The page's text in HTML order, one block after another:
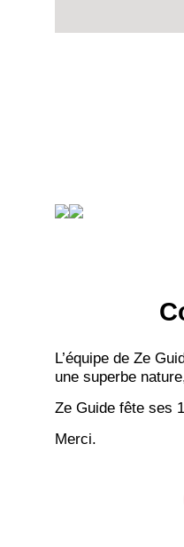
L’équipe de Ze
une superbe
Ze Guide fête ses
Merci.